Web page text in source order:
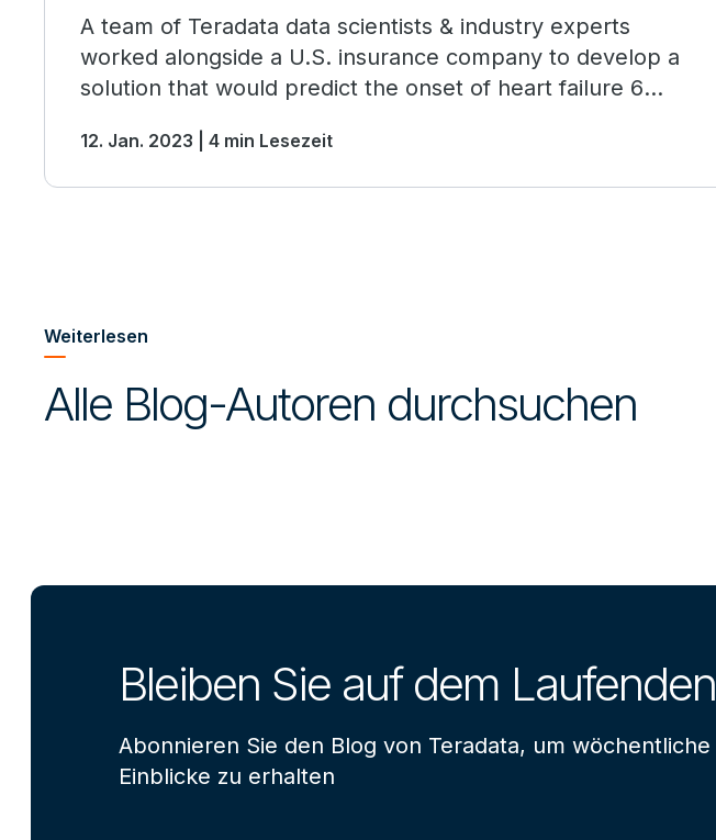
A team of Teradata data scientists & industry experts
worked alongside a U.S. insurance company to develop a
solution that would predict the onset of heart failure 6
12. Jan. 2023 | 4 min Lesezeit
Weiterlesen
Alle Blog-Autoren durchsuchen
Bleiben Sie auf dem Laufenden
Abonnieren Sie den Blog von Teradata, um wöchentliche
Einblicke zu erhalten